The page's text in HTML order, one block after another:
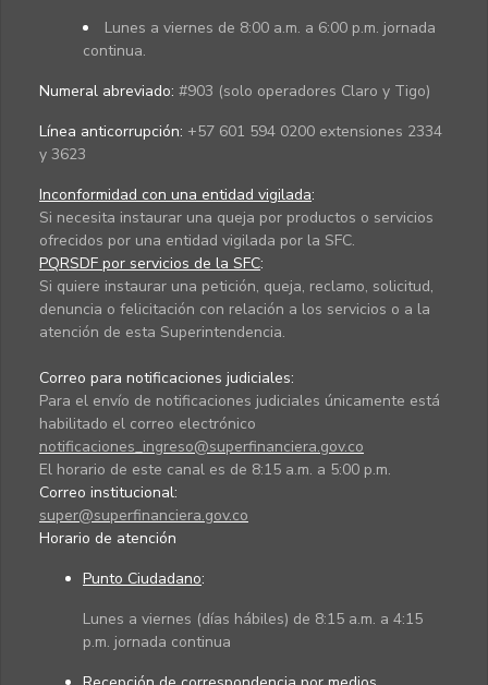
Lunes a viernes de 8:00 a.m. a 6:00 p.m. jornada
continua.
Numeral abreviado: #903 (solo operadores Claro y Tigo)
Línea anticorrupción: +57 601 594 0200 extensiones 2334
y 3623
Inconformidad con una entidad vigilada:
Si necesita instaurar una queja por productos o servicios
ofrecidos por una entidad vigilada por la SFC.
PQRSDF por servicios de la SFC:
Si quiere instaurar una petición, queja, reclamo, solicitud,
denuncia o felicitación con relación a los servicios o a la
atención de esta Superintendencia.
Correo para notificaciones judiciales:
Para el envío de notificaciones judiciales únicamente está
habilitado el correo electrónico
notificaciones_ingreso@superfinanciera.gov.co
El horario de este canal es de 8:15 a.m. a 5:00 p.m.
Correo institucional:
super@superfinanciera.gov.co
Horario de atención
Punto Ciudadano:
Lunes a viernes (días hábiles) de 8:15 a.m. a 4:15
p.m. jornada continua